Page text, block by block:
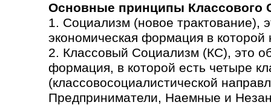
Основные принципы Классового
1. Социализм (новое трактование),
экономическая формация в которой
2. Классовый Социализм (КС), это
формация, в которой есть четыре
(классовосоциалистической
Предприниматели, Наемные и